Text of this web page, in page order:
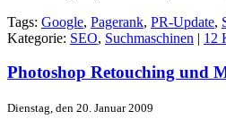
Tags: Google, Pagerank, PR-Update,
Kategorie: SEO, Suchmaschinen | 12
Photoshop Retouching und
Dienstag, den 20. Januar 2009